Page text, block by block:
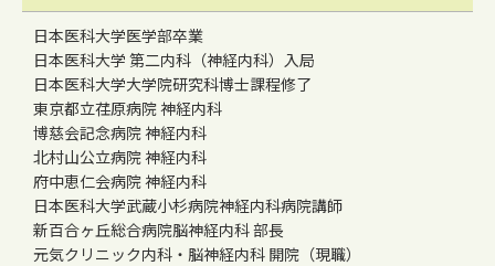
日本医科大学医学部卒業
日本医科大学 第二内科（神経内科）入局
日本医科大学大学院研究科博士課程修了
東京都立荏原病院 神経内科
博慈会記念病院 神経内科
北村山公立病院 神経内科
府中恵仁会病院 神経内科
日本医科大学武蔵小杉病院神経内科病院講師
新百合ヶ丘総合病院脳神経内科 部長
元気クリニック内科・脳神経内科 開院（現職）